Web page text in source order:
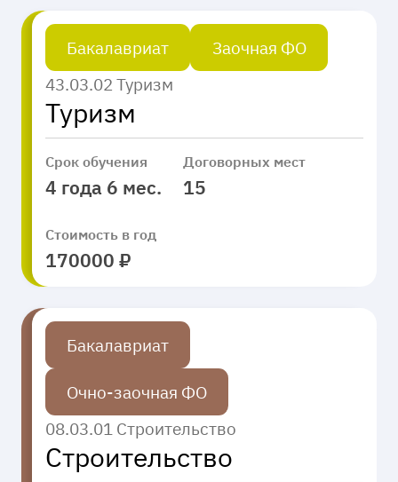
Бакалавриат
Заочная ФО
43.03.02 Туризм
Туризм
Срок обучения
4 года 6 мес.
Договорных мест
15
Стоимость в год
170000 ₽
Бакалавриат
Очно-заочная ФО
08.03.01 Строительство
Строительство